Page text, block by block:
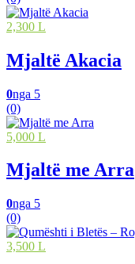
2,300 L
Mjaltë Akacia
0nga 5
(0)
5,000 L
Mjaltë me Arra
0nga 5
(0)
3,500 L